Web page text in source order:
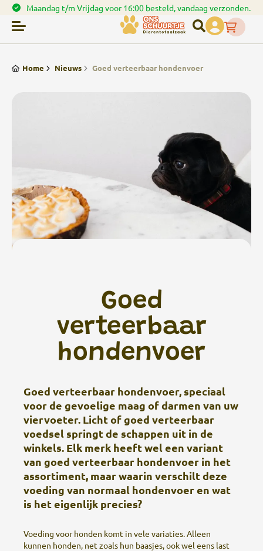
Spaar punten bij uw bestellingen
Home Nieuws Goed verteerbaar hondenvoer
Goed
verteerbaar
hondenvoer
Goed verteerbaar hondenvoer, speciaal
voor de gevoelige maag of darmen van uw
viervoeter. Licht of goed verteerbaar
voedsel springt de schappen uit in de
winkels. Elk merk heeft wel een variant
van goed verteerbaar hondenvoer in het
assortiment, maar waarin verschilt deze
voeding van normaal hondenvoer en wat
is het eigenlijk precies?
Voeding voor honden komt in vele variaties. Alleen
kunnen honden, net zoals hun baasjes, ook wel eens last